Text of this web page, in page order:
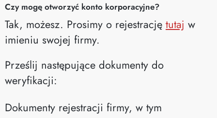
Czy mogę otworzyć konto korporacyjne?
Tak, możesz. Prosimy o rejestrację tutaj w
imieniu swojej firmy.
Prześlij następujące dokumenty do
weryfikacji:
Dokumenty rejestracji firmy, w tym